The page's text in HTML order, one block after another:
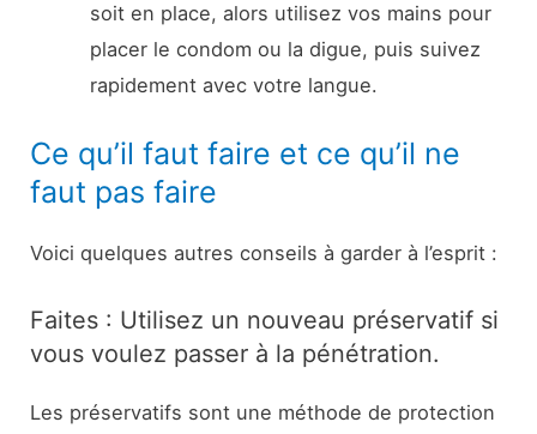
soit en place, alors utilisez vos mains pour
placer le condom ou la digue, puis suivez
rapidement avec votre langue.
Ce qu’il faut faire et ce qu’il ne
faut pas faire
Voici quelques autres conseils à garder à l’esprit :
Faites : Utilisez un nouveau préservatif si
vous voulez passer à la pénétration.
Les préservatifs sont une méthode de protection